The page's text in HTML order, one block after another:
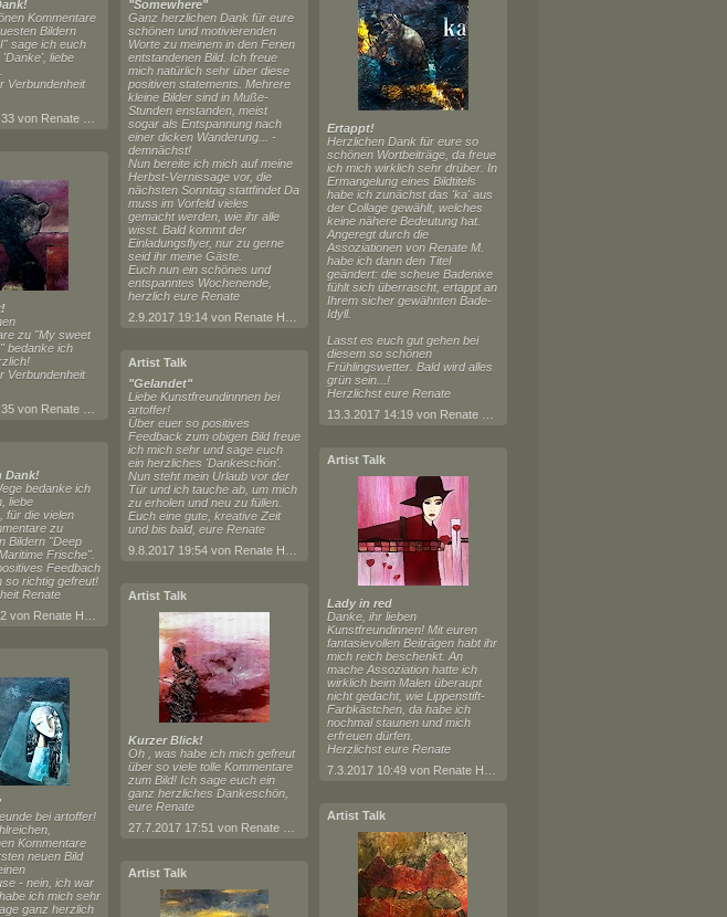
Kommentare
Bildern
sage ich euch
liebe
Verbundenheit
zu "My sweet
bedanke ich
Verbundenheit
Dank!
bedanke ich
liebe
für die vielen
zu
Bildern "Deep
Frische".
Feedbach
so richtig gefreut!
Renate
bei artoffer!
Kommentare
neuen Bild
- nein, ich war
ich mich sehr
ganz herzlich
"Somewhere"
Ganz herzlichen Dank für eure
schönen und motivierenden
Worte zu meinem in den Ferien
entstandenen Bild. Ich freue
mich natürlich sehr über diese
positiven statements. Mehrere
kleine Bilder sind in Muße-
Stunden enstanden, meist
sogar als Entspannung nach
einer dicken Wanderung... -
demnächst!
Nun bereite ich mich auf meine
Herbst-Vernissage vor, die
nächsten Sonntag stattfindet Da
muss im Vorfeld vieles
gemacht werden, wie ihr alle
wisst. Bald kommt der
Einladungsflyer, nur zu gerne
seid ihr meine Gäste.
Euch nun ein schönes und
entspanntes Wochenende,
herzlich eure Renate
Artist Talk
"Gelandet"
Liebe Kunstfreundinnnen bei
artoffer!
Über euer so positives
Feedback zum obigen Bild freue
ich mich sehr und sage euch
ein herzliches 'Dankeschön'.
Nun steht mein Urlaub vor der
Tür und ich tauche ab, um mich
zu erholen und neu zu füllen.
Euch eine gute, kreative Zeit
und bis bald, eure Renate
Artist Talk
Kurzer Blick!
Oh , was habe ich mich gefreut
über so viele tolle Kommentare
zum Bild! Ich sage euch ein
ganz herzliches Dankeschön,
eure Renate
Artist Talk
Ertappt!
Herzlichen Dank für eure so
schönen Wortbeiträge, da freue
ich mich wirklich sehr drüber. In
Ermangelung eines Bildtitels
habe ich zunächst das 'ka' aus
der Collage gewählt, welches
keine nähere Bedeutung hat.
Angeregt durch die
Assoziationen von Renate M.
habe ich dann den Titel
geändert: die scheue Badenixe
fühlt sich überrascht, ertappt an
Ihrem sicher gewähnten Bade-
Idyll.
Lasst es euch gut gehen bei
diesem so schönen
Frühlingswetter. Bald wird alles
grün sein...!
Herzlichst eure Renate
Artist Talk
Lady in red
Danke, ihr lieben
Kunstfreundinnen! Mit euren
fantasievollen Beiträgen habt ihr
mich reich beschenkt. An
mache Assoziation hatte ich
wirklich beim Malen überaupt
nicht gedacht, wie Lippenstift-
Farbkästchen, da habe ich
nochmal staunen und mich
erfreuen dürfen.
Herzlichst eure Renate
Artist Talk